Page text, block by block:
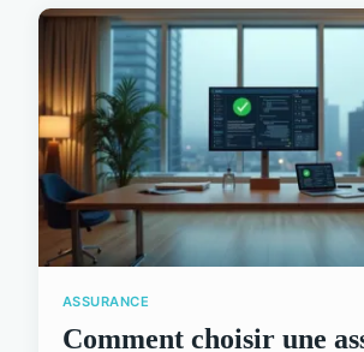
ASSURANCE
Comment choisir une